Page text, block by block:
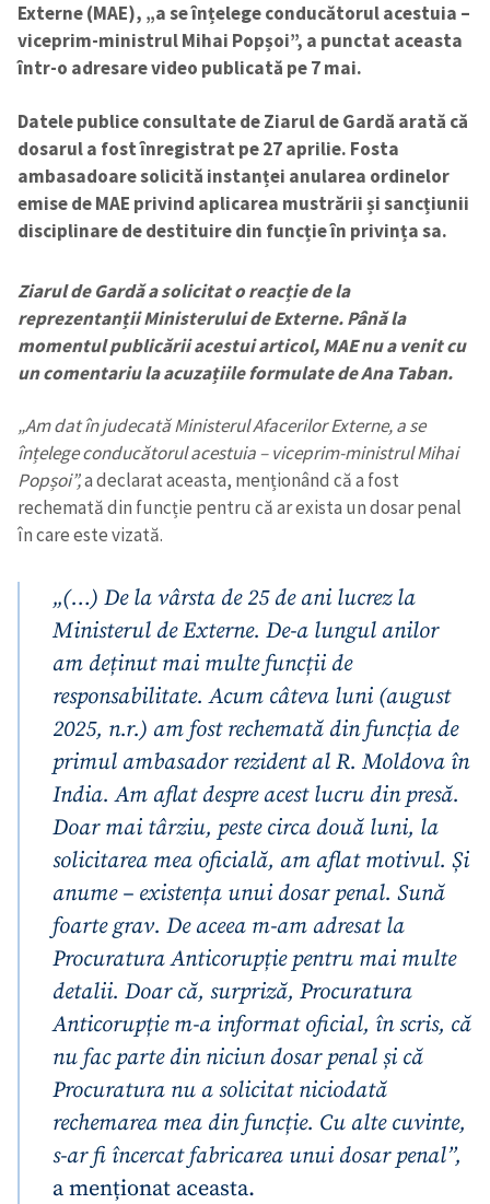
Externe (MAE), „a se înțelege conducătorul acestuia –
viceprim-ministrul Mihai Popșoi”, a punctat aceasta
într-o adresare video publicată pe 7 mai.
Datele publice consultate de Ziarul de Gardă arată că
dosarul a fost înregistrat pe 27 aprilie. Fosta
ambasadoare solicită instanței anularea ordinelor
emise de MAE privind aplicarea mustrării și sancțiunii
disciplinare de destituire din funcție în privința sa.
Ziarul de Gardă a solicitat o reacție de la
reprezentanții Ministerului de Externe. Până la
momentul publicării acestui articol, MAE nu a venit cu
un comentariu la acuzațiile formulate de Ana Taban.
„Am dat în judecată Ministerul Afacerilor Externe, a se
înțelege conducătorul acestuia – viceprim-ministrul Mihai
Popșoi”,a declarat aceasta, menționând că a fost
rechemată din funcție pentru că ar exista un dosar penal
în care este vizată.
„(…) De la vârsta de 25 de ani lucrez la
Ministerul de Externe. De-a lungul anilor
am deținut mai multe funcții de
responsabilitate. Acum câteva luni (august
2025, n.r.) am fost rechemată din funcția de
primul ambasador rezident al R. Moldova în
India. Am aflat despre acest lucru din presă.
Doar mai târziu, peste circa două luni, la
solicitarea mea oficială, am aflat motivul. Și
anume – existența unui dosar penal. Sună
foarte grav. De aceea m-am adresat la
Procuratura Anticorupție pentru mai multe
detalii. Doar că, surpriză, Procuratura
Anticorupție m-a informat oficial, în scris, că
nu fac parte din niciun dosar penal și că
Procuratura nu a solicitat niciodată
rechemarea mea din funcție. Cu alte cuvinte,
s-ar fi încercat fabricarea unui dosar penal”,
a menționat aceasta.